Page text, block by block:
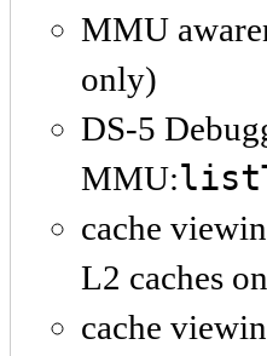
MMU
only)
DS-5
MMU:
cache
L2 caches
cache